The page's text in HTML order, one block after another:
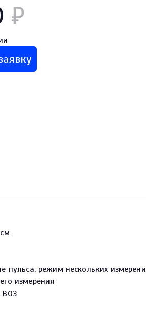
₽
пульса, режим нескольких
измерения
ВОЗ